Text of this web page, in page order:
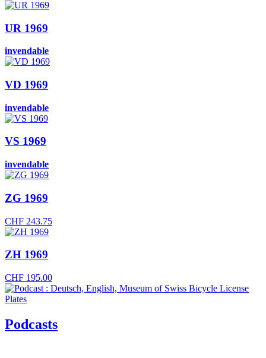
UR 1969
invendable
VD 1969
invendable
VS 1969
invendable
ZG 1969
CHF 243.75
ZH 1969
CHF 195.00
Podcasts